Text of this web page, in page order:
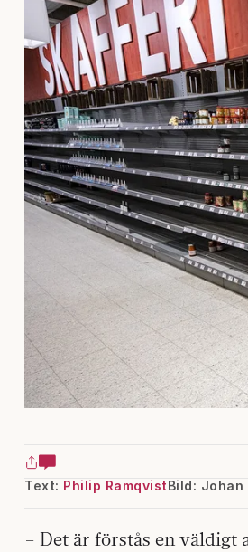
Text: Philip RamqvistBild:
– Det är förstås en väldigt